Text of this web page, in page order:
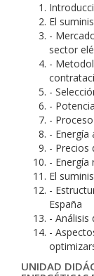
El
-
sector
-
-
-
-
- Energía
- Precios
-
El
-
España
- Análisis
-
UNIDAD